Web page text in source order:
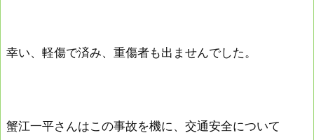
幸い、軽傷で済み、重傷者も出ませんでした。
蟹江一平さんはこの事故を機に、交通安全について